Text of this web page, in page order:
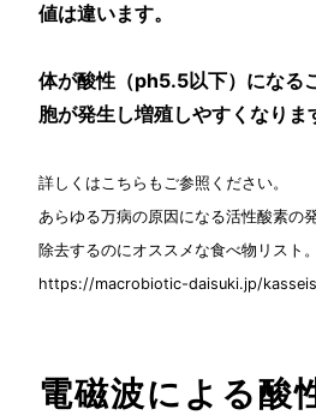
値は違います。
体が酸性（ph5.5以下）になる
胞が発生し増殖しやすくなりま
詳しくはこちらもご参照ください。
あらゆる万病の原因になる活性酸素の
除去するのにオススメな食べ物リスト。
https://macrobiotic-daisuki.jp/
電磁波による酸